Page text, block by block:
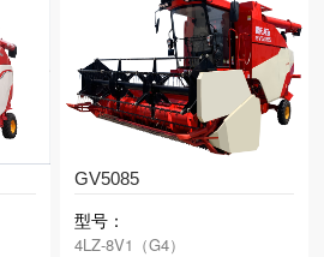
GV5085
型号：
4LZ-8V1（G4）